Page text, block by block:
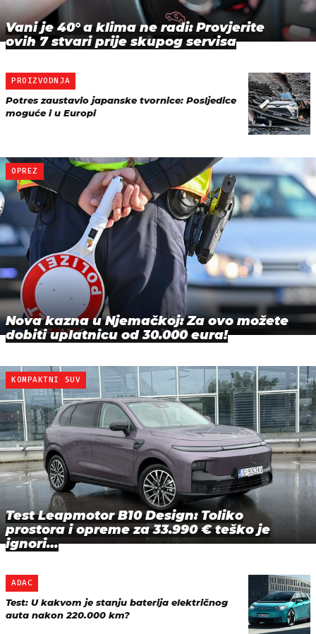
Vani je 40° a klima ne radi: Provjerite
ovih 7 stvari prije skupog servisa
PROIZVODNJA
Potres zaustavio japanske tvornice: Posljedice
moguće i u Europi
OPREZ
Nova kazna u Njemačkoj: Za ovo možete
dobiti uplatnicu od 30.000 eura!
KOMPAKTNI SUV
Test Leapmotor B10 Design: Toliko
prostora i opreme za 33.990 € teško je
ignori…
ADAC
Test: U kakvom je stanju baterija električnog
auta nakon 220.000 km?